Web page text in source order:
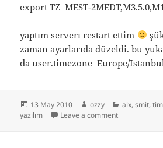
export TZ=MEST-
yaptım serverı restart ettim
zaman ayarlarıda düzeldi. bu
da user.timezone=Europe/
Posted
on
13 May 2010 Author
ozzy Categories
aix,smit,
yazılım
Leave a commenton websphere